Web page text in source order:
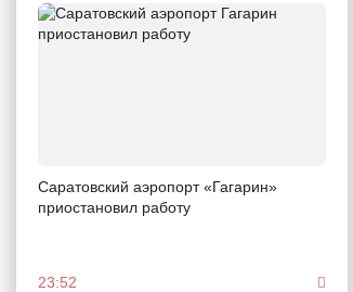
Саратовский аэропорт «Гагарин»
приостановил работу
23:52